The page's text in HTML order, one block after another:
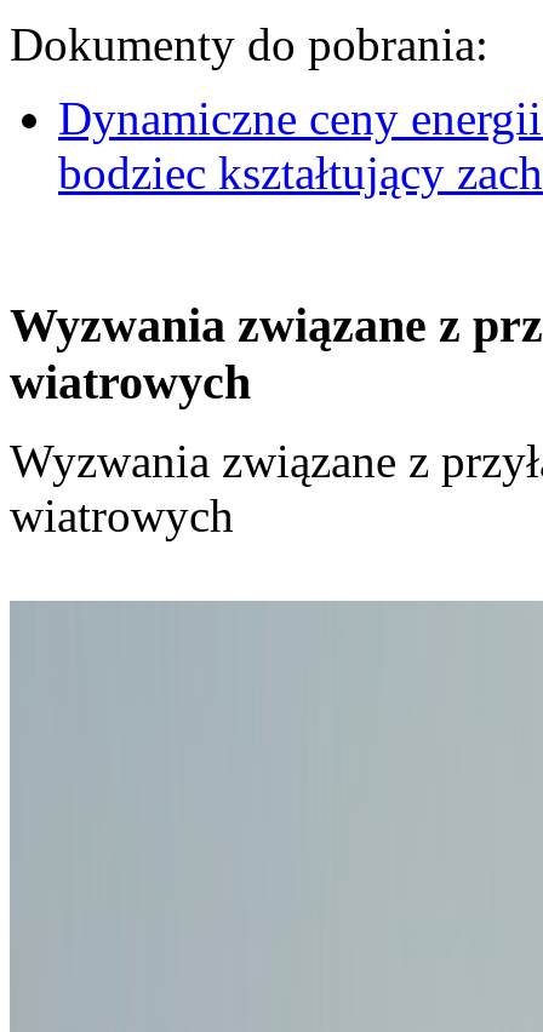
Dokumenty do pobrania:
Dynamiczne ceny
bodziec kształtujący
Wyzwania związane z
wiatrowych
Wyzwania związane z
wiatrowych